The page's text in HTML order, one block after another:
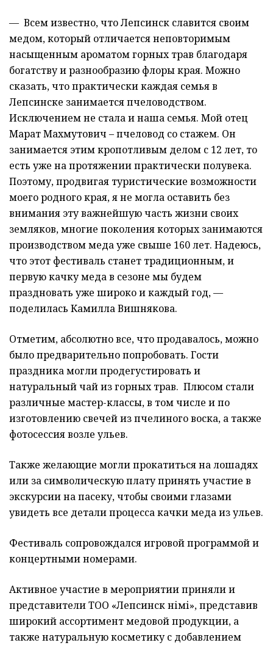
— Всем известно, что Лепсинск славится своим
медом, который отличается неповторимым
насыщенным ароматом горных трав благодаря
богатству и разнообразию флоры края. Можно
сказать, что практически каждая семья в
Лепсинске занимается пчеловодством.
Исключением не стала и наша семья. Мой отец
Марат Махмутович – пчеловод со стажем. Он
занимается этим кропотливым делом с 12 лет, то
есть уже на протяжении практически полувека.
Поэтому, продвигая туристические возможности
моего родного края, я не могла оставить без
внимания эту важнейшую часть жизни своих
земляков, многие поколения которых занимаются
производством меда уже свыше 160 лет. Надеюсь,
что этот фестиваль станет традиционным, и
первую качку меда в сезоне мы будем
праздновать уже широко и каждый год, —
поделилась Камилла Вишнякова.
Отметим, абсолютно все, что продавалось, можно
было предварительно попробовать. Гости
праздника могли продегустировать и
натуральный чай из горных трав. Плюсом стали
различные мастер-классы, в том числе и по
изготовлению свечей из пчелиного воска, а также
фотосессия возле ульев.
Также желающие могли прокатиться на лошадях
или за символическую плату принять участие в
экскурсии на пасеку, чтобы своими глазами
увидеть все детали процесса качки меда из ульев.
Фестиваль сопровождался игровой программой и
концертными номерами.
Активное участие в мероприятии приняли и
представители ТОО «Лепсинск өнімі», представив
широкий ассортимент медовой продукции, а
также натуральную косметику с добавлением